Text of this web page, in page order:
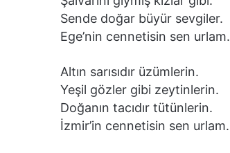
Sende doğar büyür sevgiler.
Ege’nin cennetisin sen urlam.
Altın sarısıdır üzümlerin.
Yeşil gözler gibi zeytinlerin.
Doğanın tacıdır tütünlerin.
İzmir’in cennetisin sen urlam.